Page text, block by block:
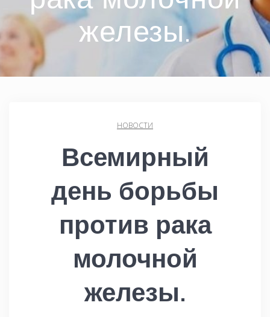
железы.
НОВОСТИ
Всемирный
день борьбы
против рака
молочной
железы.